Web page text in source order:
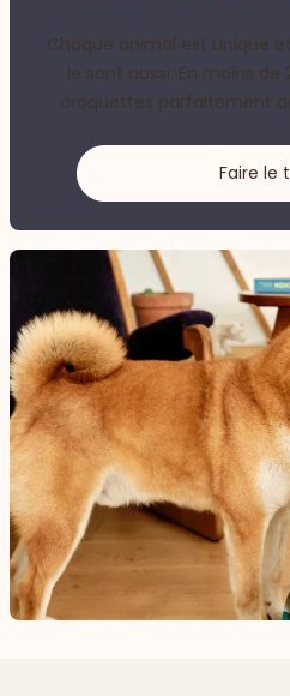
Chaque animal est unique
le sont aussi. En moins
croquettes parfaitement
Faire le